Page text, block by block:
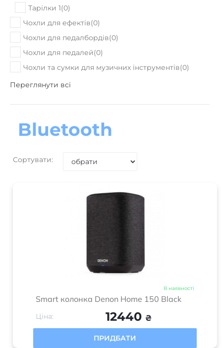
Тарілки 1(0)
Чохли для ефектів(0)
Чохли для педалбордів(0)
Чохли для педалей(0)
Чохли та сумки для музичних інструментів(0)
Переглянути всі
Bluetooth
Сортувати:
В наявності
Smart колонка Denon Home 150 Black
Ціна: 12440 ₴
ПРИДБАТИ